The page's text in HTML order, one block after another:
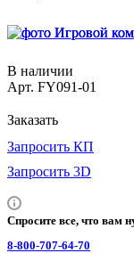
В наличии
Арт. FY091-01
Заказать
Запросить КП
Запросить 3D
Спросите все, что вам
8-800-707-64-70